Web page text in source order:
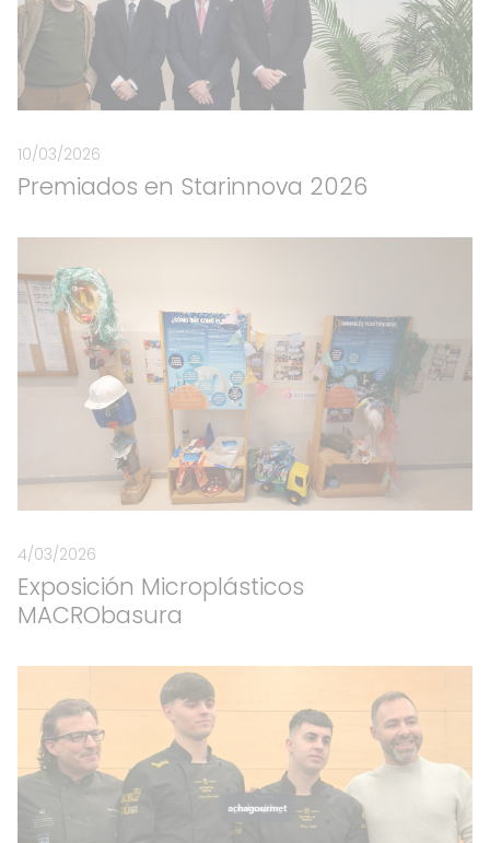
10/03/2026
Premiados en Starinnova 2026
4/03/2026
Exposición Microplásticos
MACRObasura